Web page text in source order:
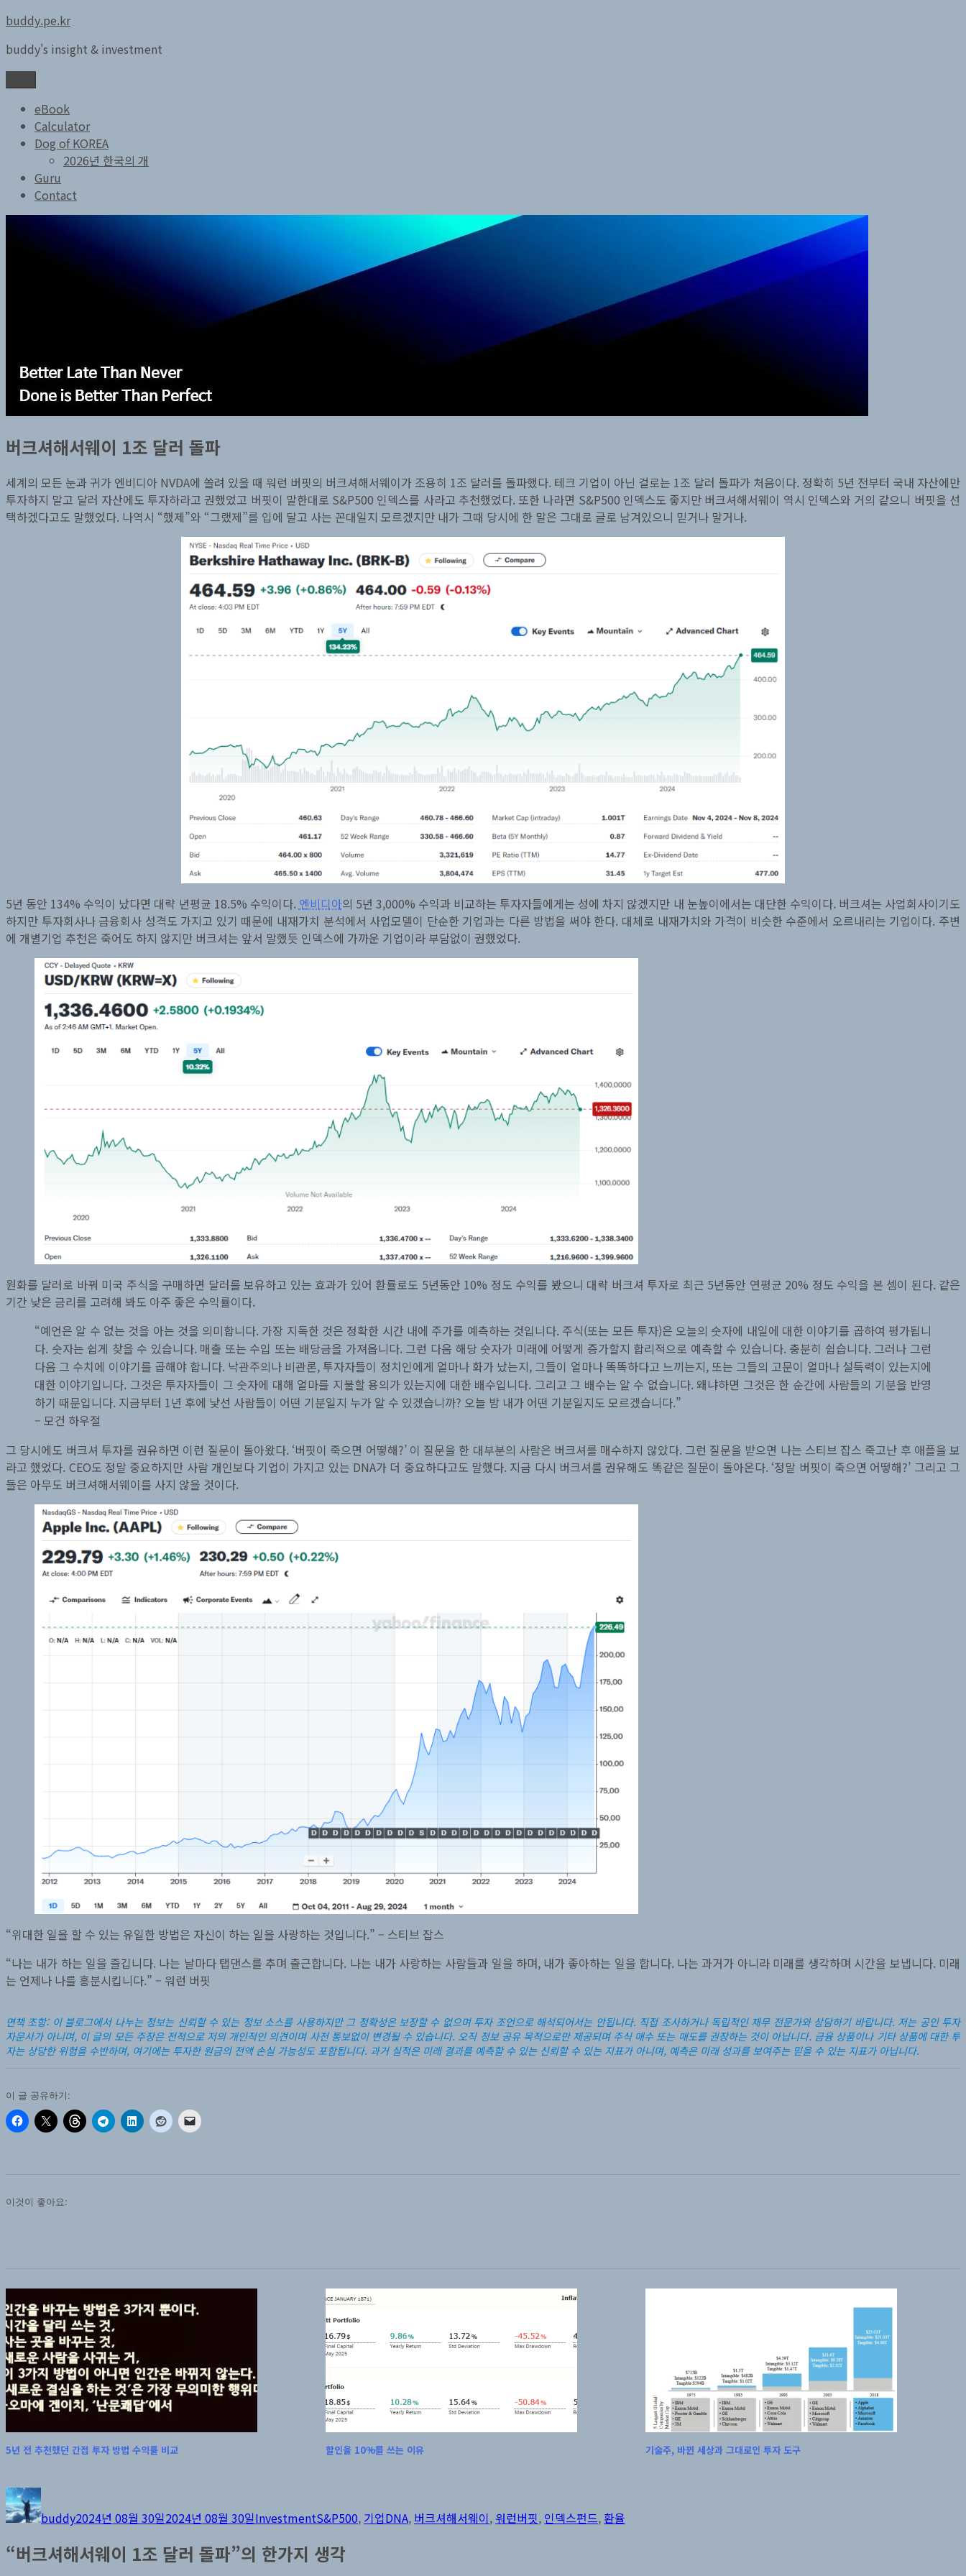
콘
츠
로
바
buddy.pe.kr
buddy's insight & investment
eBook
Calculator
Dog of KOREA
2026년 한국의 개
Guru
Contact
버크셔해서웨이 1조 달러 돌파
세계의 모든 눈과 귀가 엔비디아 NVDA에 쏠려 있을 때 워런 버핏의 버크셔해서웨이가 조용히 1조 달러를 돌파했다. 테크 기업이 아닌 걸로는 1조 달러 돌파가 처음이다. 정확히 5년 전부터 국내 자산에만
투자하지 말고 달러 자산에도 투자하라고 권했었고 버핏이 말한대로 S&P500 인덱스를 사라고 추천했었다. 또한 나라면 S&P500 인덱스도 좋지만 버크셔해서웨이 역시 인덱스와 거의 같으니 버핏을 선
택하겠다고도 말했었다. 나역시 “했제”와 “그랬제”를 입에 달고 사는 꼰대일지 모르겠지만 내가 그때 당시에 한 말은 그대로 글로 남겨있으니 믿거나 말거나.
5년 동안 134% 수익이 났다면 대략 년평균 18.5% 수익이다. 엔비디아의 5년 3,000% 수익과 비교하는 투자자들에게는 성에 차지 않겠지만 내 눈높이에서는 대단한 수익이다. 버크셔는 사업회사이기도
하지만 투자회사나 금융회사 성격도 가지고 있기 때문에 내재가치 분석에서 사업모델이 단순한 기업과는 다른 방법을 써야 한다. 대체로 내재가치와 가격이 비슷한 수준에서 오르내리는 기업이다. 주변
에 개별기업 추천은 죽어도 하지 않지만 버크셔는 앞서 말했듯 인덱스에 가까운 기업이라 부담없이 권했었다.
원화를 달러로 바꿔 미국 주식을 구매하면 달러를 보유하고 있는 효과가 있어 환률로도 5년동안 10% 정도 수익를 봤으니 대략 버크셔 투자로 최근 5년동안 연평균 20% 정도 수익을 본 셈이 된다. 같은
기간 낮은 금리를 고려해 봐도 아주 좋은 수익률이다.
“예언은 알 수 없는 것을 아는 것을 의미합니다. 가장 지독한 것은 정확한 시간 내에 주가를 예측하는 것입니다. 주식(또는 모든 투자)은 오늘의 숫자에 내일에 대한 이야기를 곱하여 평가됩니
다. 숫자는 쉽게 찾을 수 있습니다. 매출 또는 수입 또는 배당금을 가져옵니다. 그런 다음 해당 숫자가 미래에 어떻게 증가할지 합리적으로 예측할 수 있습니다. 충분히 쉽습니다. 그러나 그런
다음 그 수치에 이야기를 곱해야 합니다. 낙관주의나 비관론, 투자자들이 정치인에게 얼마나 화가 났는지, 그들이 얼마나 똑똑하다고 느끼는지, 또는 그들의 고문이 얼마나 설득력이 있는지에
대한 이야기입니다. 그것은 투자자들이 그 숫자에 대해 얼마를 지불할 용의가 있는지에 대한 배수입니다. 그리고 그 배수는 알 수 없습니다. 왜냐하면 그것은 한 순간에 사람들의 기분을 반영
하기 때문입니다. 지금부터 1년 후에 낯선 사람들이 어떤 기분일지 누가 알 수 있겠습니까? 오늘 밤 내가 어떤 기분일지도 모르겠습니다.”
– 모건 하우절
그 당시에도 버크셔 투자를 권유하면 이런 질문이 돌아왔다. ‘버핏이 죽으면 어떻해?’ 이 질문을 한 대부분의 사람은 버크셔를 매수하지 않았다. 그런 질문을 받으면 나는 스티브 잡스 죽고난 후 애플을 보
라고 했었다. CEO도 정말 중요하지만 사람 개인보다 기업이 가지고 있는 DNA가 더 중요하다고도 말했다. 지금 다시 버크셔를 권유해도 똑같은 질문이 돌아온다. ‘정말 버핏이 죽으면 어떻해?’ 그리고 그
들은 아무도 버크셔해서웨이를 사지 않을 것이다.
“위대한 일을 할 수 있는 유일한 방법은 자신이 하는 일을 사랑하는 것입니다.” – 스티브 잡스
“나는 내가 하는 일을 즐깁니다. 나는 날마다 탭댄스를 추며 출근합니다. 나는 내가 사랑하는 사람들과 일을 하며, 내가 좋아하는 일을 합니다. 나는 과거가 아니라 미래를 생각하며 시간을 보냅니다. 미래
는 언제나 나를 흥분시킵니다.” – 워런 버핏
면책 조항: 이 블로그에서 나누는 정보는 신뢰할 수 있는 정보 소스를 사용하지만 그 정확성은 보장할 수 없으며 투자 조언으로 해석되어서는 안됩니다. 직접 조사하거나 독립적인 재무 전문가와 상담하기 바랍니다. 저는 공인 투자
자문사가 아니며, 이 글의 모든 주장은 전적으로 저의 개인적인 의견이며 사전 통보없이 변경될 수 있습니다. 오직 정보 공유 목적으로만 제공되며 주식 매수 또는 매도를 권장하는 것이 아닙니다. 금융 상품이나 기타 상품에 대한 투
자는 상당한 위험을 수반하며, 여기에는 투자한 원금의 전액 손실 가능성도 포함됩니다. 과거 실적은 미래 결과를 예측할 수 있는 신뢰할 수 있는 지표가 아니며, 예측은 미래 성과를 보여주는 믿을 수 있는 지표가 아닙니다.
이 글 공유하기:
이것이 좋아요:
5년 전 추천했던 간접 투자 방법 수익률 비교 할인율 10%를 쓰는 이유 기술주, 바뀐 세상과 그대로인 투자 도구
글
쓴
buddy성
자
2024년 08월 30일2024년 08월 30일테
리
Investment그
S&P500, 기업DNA, 버크셔해서웨이, 워런버핏, 인덱스펀드, 환율
“버크셔해서웨이 1조 달러 돌파”의 한가지 생각